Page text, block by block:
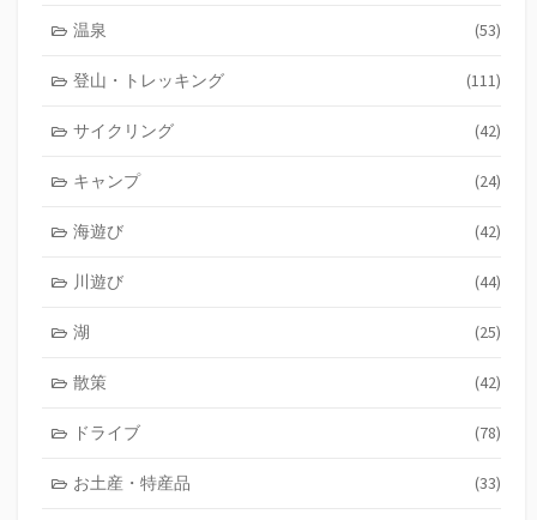
温泉 (53)
登山・トレッキング (111)
サイクリング (42)
キャンプ (24)
海遊び (42)
川遊び (44)
湖 (25)
散策 (42)
ドライブ (78)
お土産・特産品 (33)